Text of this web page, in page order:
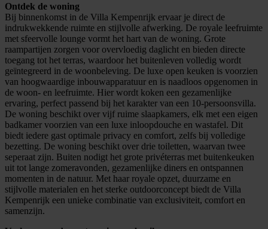
Ontdek de woning
Bij binnenkomst in de Villa Kempenrijk ervaar je direct de
indrukwekkende ruimte en stijlvolle afwerking. De royale leefruimte
met sfeervolle lounge vormt het hart van de woning. Grote
raampartijen zorgen voor overvloedig daglicht en bieden directe
toegang tot het terras, waardoor het buitenleven volledig wordt
geïntegreerd in de woonbeleving. De luxe open keuken is voorzien
van hoogwaardige inbouwapparatuur en is naadloos opgenomen in
de woon- en leefruimte. Hier wordt koken een gezamenlijke
ervaring, perfect passend bij het karakter van een 10-persoonsvilla.
De woning beschikt over vijf ruime slaapkamers, elk met een eigen
badkamer voorzien van een luxe inloopdouche en wastafel. Dit
biedt iedere gast optimale privacy en comfort, zelfs bij volledige
bezetting. De woning beschikt over drie toiletten, waarvan twee
seperaat zijn. Buiten nodigt het grote privéterras met buitenkeuken
uit tot lange zomeravonden, gezamenlijke diners en ontspannen
momenten in de natuur. Met haar royale opzet, duurzame en
stijlvolle materialen en het sterke outdoorconcept biedt de Villa
Kempenrijk een unieke combinatie van exclusiviteit, comfort en
samenzijn.